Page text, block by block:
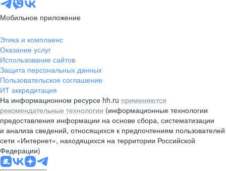
Мобильное приложение
Этика и комплаенс
Оказание услуг
Использование сайтов
Защита персональных данных
Пользовательское соглашение
ИТ аккредитация
На информационном ресурсе hh.ru применяются
рекомендательные технологии (информационные технологии
предоставления информации на основе сбора, систематизации
и анализа сведений, относящихся к предпочтениям пользователей
сети «Интернет», находящихся на территории Российской
Федерации)